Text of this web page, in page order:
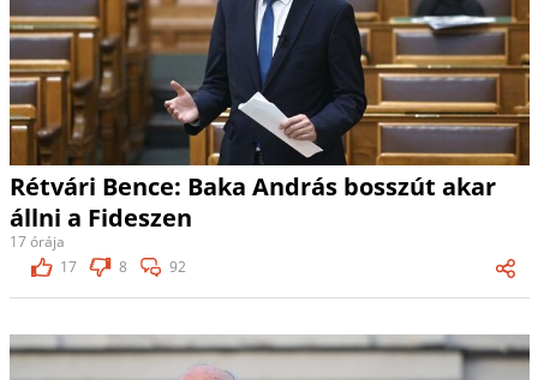
Rétvári Bence: Baka András bosszút akar
állni a Fideszen
17 órája
17
8 92